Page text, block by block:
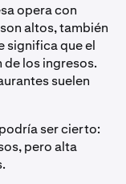
opera con
altos, también
significa que el
los ingresos.
suelen
ser cierto:
pero alta